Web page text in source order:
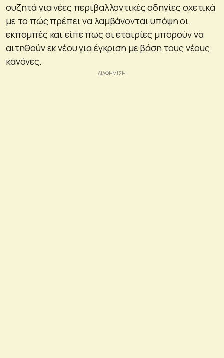
συζητά για νέες περιβαλλοντικές οδηγίες σχετικά
με το πώς πρέπει να λαμβάνονται υπόψη οι
εκπομπές και είπε πως οι εταιρίες μπορούν να
αιτηθούν εκ νέου για έγκριση με βάση τους νέους
κανόνες.